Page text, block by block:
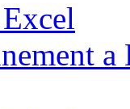
a